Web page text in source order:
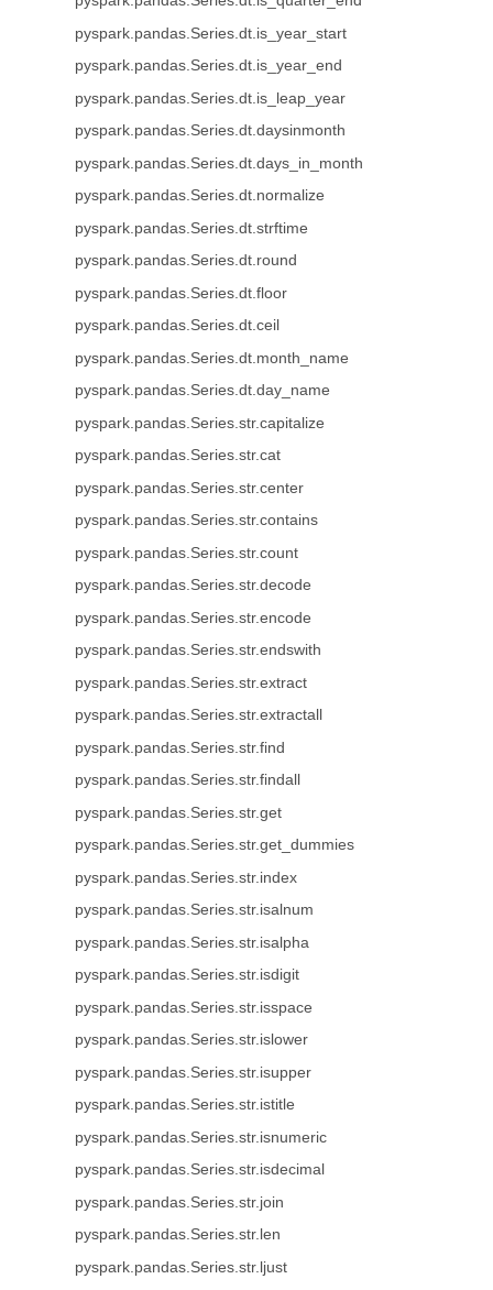
pyspark.pandas.Series.dt.is_year_start
pyspark.pandas.Series.dt.is_year_end
pyspark.pandas.Series.dt.is_leap_year
pyspark.pandas.Series.dt.daysinmonth
pyspark.pandas.Series.dt.days_in_month
pyspark.pandas.Series.dt.normalize
pyspark.pandas.Series.dt.strftime
pyspark.pandas.Series.dt.round
pyspark.pandas.Series.dt.floor
pyspark.pandas.Series.dt.ceil
pyspark.pandas.Series.dt.month_name
pyspark.pandas.Series.dt.day_name
pyspark.pandas.Series.str.capitalize
pyspark.pandas.Series.str.cat
pyspark.pandas.Series.str.center
pyspark.pandas.Series.str.contains
pyspark.pandas.Series.str.count
pyspark.pandas.Series.str.decode
pyspark.pandas.Series.str.encode
pyspark.pandas.Series.str.endswith
pyspark.pandas.Series.str.extract
pyspark.pandas.Series.str.extractall
pyspark.pandas.Series.str.find
pyspark.pandas.Series.str.findall
pyspark.pandas.Series.str.get
pyspark.pandas.Series.str.get_dummies
pyspark.pandas.Series.str.index
pyspark.pandas.Series.str.isalnum
pyspark.pandas.Series.str.isalpha
pyspark.pandas.Series.str.isdigit
pyspark.pandas.Series.str.isspace
pyspark.pandas.Series.str.islower
pyspark.pandas.Series.str.isupper
pyspark.pandas.Series.str.istitle
pyspark.pandas.Series.str.isnumeric
pyspark.pandas.Series.str.isdecimal
pyspark.pandas.Series.str.join
pyspark.pandas.Series.str.len
pyspark.pandas.Series.str.ljust